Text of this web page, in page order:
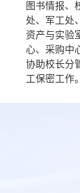
图书情报、
处、军工处
资产与实验
心、采购中
协助校长分
工保密工作